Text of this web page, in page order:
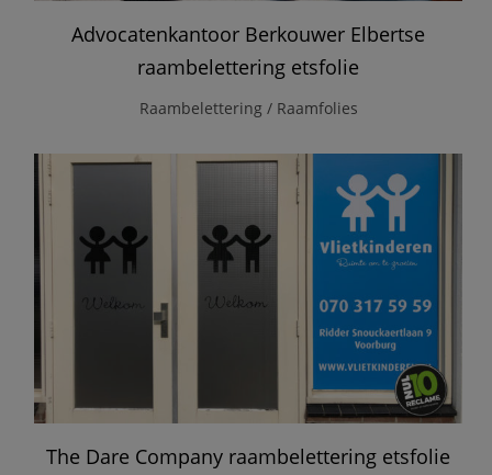
Advocatenkantoor Berkouwer Elbertse
raambelettering etsfolie
Raambelettering / Raamfolies
The Dare Company raambelettering etsfolie